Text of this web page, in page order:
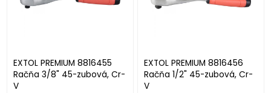
EXTOL PREMIUM 8816455
Račňa 3/8" 45-zubová, Cr-
V
EXTOL PREMIUM 8816456
Račňa 1/2" 45-zubová, Cr-
V